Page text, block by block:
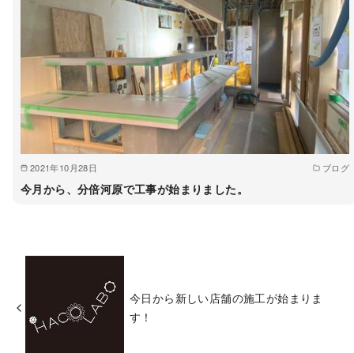
2021年10月28日 ブログ
今月から、分倍河原で工事が始まりました。
今日から新しい店舗の施工が始まりま
す！